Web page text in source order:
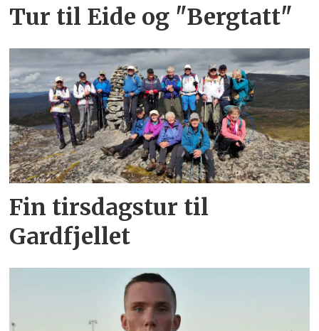
Tur til Eide og "Bergtatt"
Fin tirsdagstur til
Gardfjellet